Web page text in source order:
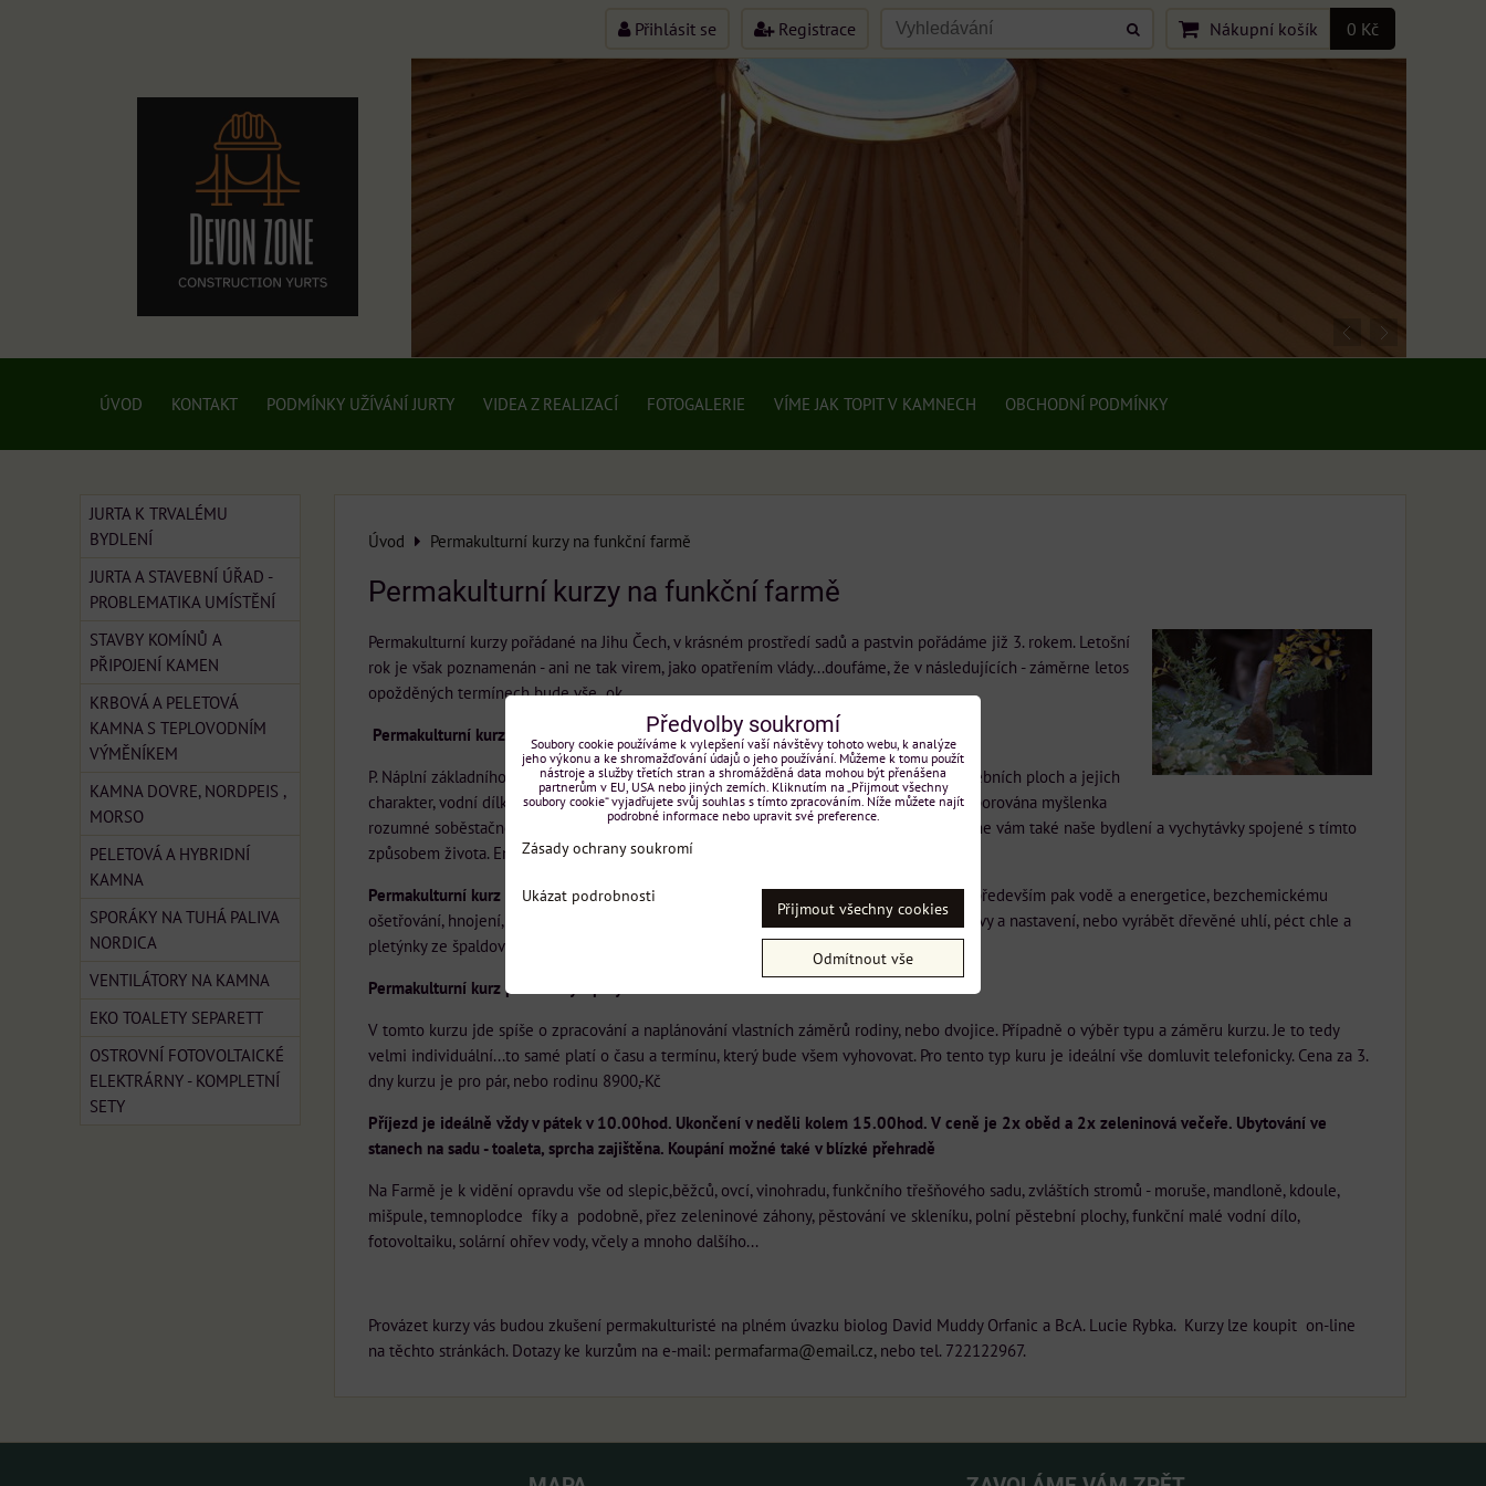
Přihlásit se Registrace Nákupní košík 0 Kč
ÚVOD KONTAKT PODMÍNKY UŽÍVÁNÍ JURTY VIDEA Z REALIZACÍ FOTOGALERIE VÍME JAK TOPIT V KAMNECH OBCHODNÍ PODMÍNKY
Úvod Permakulturní kurzy na funkční farmě
Permakulturní kurzy na funkční farmě
Permakulturní kurzy pořádané na Jihu Čech, v krásném prostředí sadů a pastvin pořádáme již 3. rokem. Letošní
rok je však poznamenán - ani ne tak virem, jako opatřením vlády...doufáme, že v následujících - záměrne letos
opožděných termínech bude vše ok...
Permakulturní kurz č.1
P. Náplní základního kurzu č. 1. bude pozemek a jeho specifikace, rozložení, určení pěstebních ploch a jejich
charakter, vodní dílka a práce s vodou, pěstování a chov. Celou dobu bude neustále podporována myšlenka
rozumné soběstačnosti a prmadesignu s ukázkou zvládnutých a funkčních částí. Ukážeme vám také naše bydlení a vychytávky spojené s tímto
způsobem života. Enegetika a energetická bezpečnost, je také žhavým tématem.
Permakulturní kurz pro pokročilé č. 2se věnuje více do hloubky jednotlivým tématům především pak vodě a energetice, bezchemickému
ošetřování, hnojení, kompostování. Můžete se naučit pracovat s kosou, včetně její přípravy a nastavení, nebo vyrábět dřevěné uhlí, péct chle a
pletýnky ze špaldové mouky, zpracovávat zrno a spoustu dalších věcí.
Permakulturní kurz pro rodiny a páry č.3
V tomto kurzu jde spíše o zpracování a naplánování vlastních záměrů rodiny, nebo dvojice. Případně o výběr typu a záměru kurzu. Je to tedy
velmi individuální...to samé platí o času a termínu, který bude všem vyhovovat. Pro tento typ kuru je ideální vše domluvit telefonicky. Cena za 3.
dny kurzu je pro pár, nebo rodinu 8900,-Kč
Příjezd je ideálně vždy v pátek v 10.00hod. Ukončení v neděli kolem 15.00hod. V ceně je 2x oběd a 2x zeleninová večeře. Ubytování ve
stanech na sadu - toaleta, sprcha zajištěna. Koupání možné také v blízké přehradě
Na Farmě je k vidění opravdu vše od slepic,běžců, ovcí, vinohradu, funkčního třešňového sadu, zvláštích stromů - moruše, mandloně, kdoule,
mišpule, temnoplodce fíky a podobně, přez zeleninové záhony, pěstování ve skleníku, polní pěstební plochy, funkční malé vodní dílo,
fotovoltaiku, solární ohřev vody, včely a mnoho dalšího...
Provázet kurzy vás budou zkušení permakulturisté na plném úvazku biolog David Muddy Orfanic a BcA. Lucie Rybka. Kurzy lze koupit on-line
na těchto stránkách. Dotazy ke kurzům na e-mail: permafarma@email.cz,nebo tel. 722122967.
JURTA K TRVALÉMU
BYDLENÍ
JURTA A STAVEBNÍ ÚŘAD -
PROBLEMATIKA UMÍSTĚNÍ
STAVBY KOMÍNŮ A
PŘIPOJENÍ KAMEN
KRBOVÁ A PELETOVÁ
KAMNA S TEPLOVODNÍM
VÝMĚNÍKEM
KAMNA DOVRE, NORDPEIS ,
MORSO
PELETOVÁ A HYBRIDNÍ
KAMNA
SPORÁKY NA TUHÁ PALIVA
NORDICA
VENTILÁTORY NA KAMNA
EKO TOALETY SEPARETT
OSTROVNÍ FOTOVOLTAICKÉ
ELEKTRÁRNY - KOMPLETNÍ
SETY
Předvolby soukromí
Soubory cookie používáme k vylepšení vaší návštěvy tohoto webu, k analýze
jeho výkonu a ke shromažďování údajů o jeho používání. Můžeme k tomu použít
nástroje a služby třetích stran a shromážděná data mohou být přenášena
partnerům v EU, USA nebo jiných zemích. Kliknutím na „Přijmout všechny
soubory cookie“ vyjadřujete svůj souhlas s tímto zpracováním. Níže můžete najít
podrobné informace nebo upravit své preference.
Zásady ochrany soukromí
Ukázat podrobnosti
Přijmout všechny cookies
Odmítnout vše